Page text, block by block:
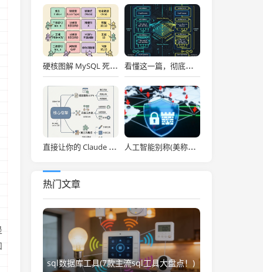
硬核图解 MySQL 死锁：为什么两个看似不冲突的 Update 和 Insert 会掐死对方？ 看懂这一篇，彻底通关大模型底层！图解 Transformer 核心架构与自注意力机制！
直接让你的 Claude Code 效率拉满，Anthropic 官方神级插件开源了！ 人工智能别称(美称中国一人工智能企业违反美出口管制 外交部：中方已多次表明原则立场)
热门文章
sql数据库工具(7款主流sql工具大盘点！)